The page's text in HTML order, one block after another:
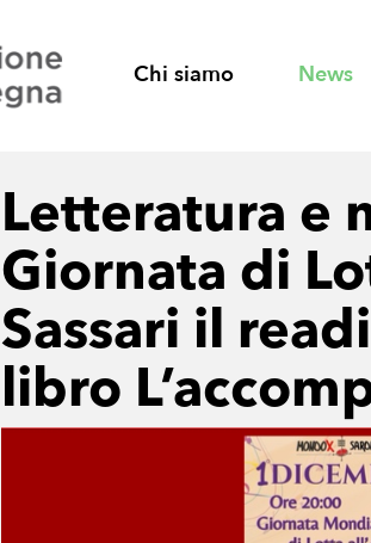
Chi siamo News
Letteratura e
Giornata di
Sassari il
libro